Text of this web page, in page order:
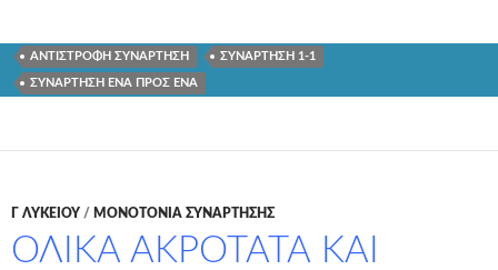
ΑΝΤΙΣΤΡΟΦΗ ΣΥΝΑΡΤΗΣΗ ΣΥΝΑΡΤΗΣΗ 1-1
ΣΥΝΑΡΤΗΣΗ ΕΝΑ ΠΡΟΣ ΕΝΑ
Γ ΛΥΚΕΊΟΥ / ΜΟΝΟΤΟΝΙΑ ΣΥΝΑΡΤΗΣΗΣ
ΟΛΙΚΑ ΑΚΡΟΤΑΤΑ ΚΑΙ